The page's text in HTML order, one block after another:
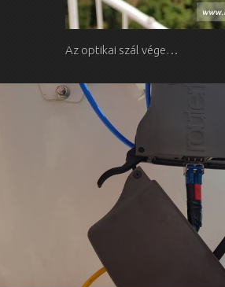
Az optikai szál vége…